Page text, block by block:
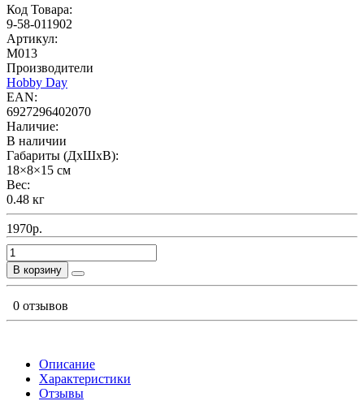
Код Товара:
9-58-011902
Артикул:
M013
Производители
Hobby Day
EAN:
6927296402070
Наличие:
В наличии
Габариты (ДхШхВ):
18×8×15 см
Вес:
0.48 кг
1970р.
В корзину
0 отзывов
Описание
Характеристики
Отзывы